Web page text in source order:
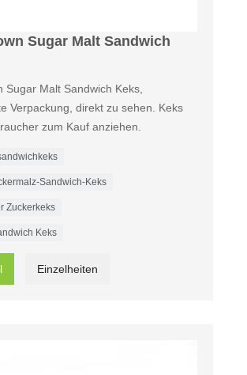
Sugar Malt Sandwich
Sugar Malt Sandwich Keks,
Verpackung, direkt zu sehen. Keks
zum Kauf anziehen.
Sandwich-Keks
Zuckerkeks
Keks
Einzelheiten